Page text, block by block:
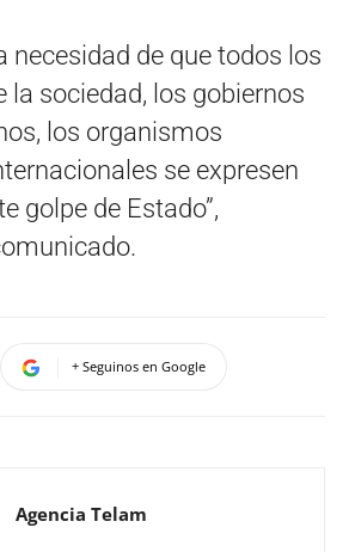
necesidad de que todos los
la sociedad, los gobiernos
los organismos
se expresen
golpe de Estado”,
+ Seguinos en Google
Agencia Telam